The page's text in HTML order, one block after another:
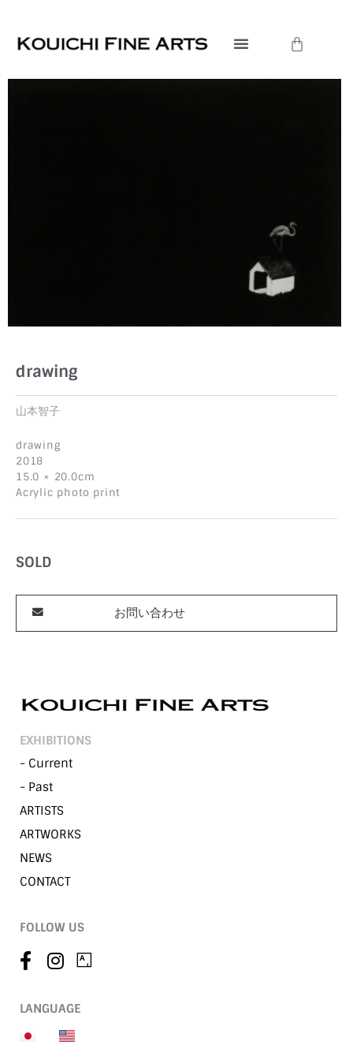
Cart
drawing
山本智子
drawing
2018
15.0 × 20.0cm
Acrylic photo print
SOLD
お問い合わせ
EXHIBITIONS
- Current
- Past
ARTISTS
ARTWORKS
NEWS
CONTACT
FOLLOW US
LANGUAGE